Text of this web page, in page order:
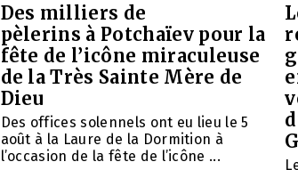
Des milliers de
pèlerins à Potchaïev pour la
fête de l’icône miraculeuse
de la Très Sainte Mère de
Dieu
Des offices solennels ont eu lieu le 5
août à la Laure de la Dormition à
l’occasion de la fête de l’icône ...